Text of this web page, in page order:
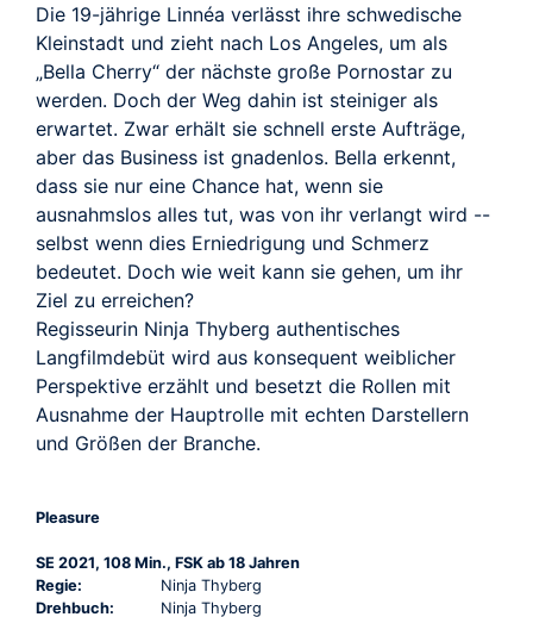
Die 19-jährige Linnéa verlässt ihre schwedische
Kleinstadt und zieht nach Los Angeles, um als
„Bella Cherry“ der nächste große Pornostar zu
werden. Doch der Weg dahin ist steiniger als
erwartet. Zwar erhält sie schnell erste Aufträge,
aber das Business ist gnadenlos. Bella erkennt,
dass sie nur eine Chance hat, wenn sie
ausnahmslos alles tut, was von ihr verlangt wird --
selbst wenn dies Erniedrigung und Schmerz
bedeutet. Doch wie weit kann sie gehen, um ihr
Ziel zu erreichen?
Regisseurin Ninja Thyberg authentisches
Langfilmdebüt wird aus konsequent weiblicher
Perspektive erzählt und besetzt die Rollen mit
Ausnahme der Hauptrolle mit echten Darstellern
und Größen der Branche.
Pleasure
SE 2021, 108 Min., FSK ab 18 Jahren
Regie:
Ninja Thyberg
Drehbuch:
Ninja Thyberg